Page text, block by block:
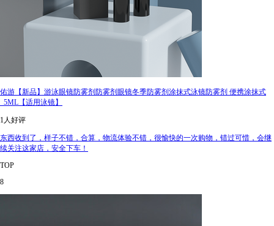
佑游【新品】游泳眼镜防雾剂防雾剂眼镜冬季防雾剂涂抹式泳镜防雾剂 便携涂抹式
_5ML【适用泳镜】
1人好评
东西收到了，样子不错，合算，物流体验不错，很愉快的一次购物，错过可惜，会继
续关注这家店，安全下车！
TOP
8